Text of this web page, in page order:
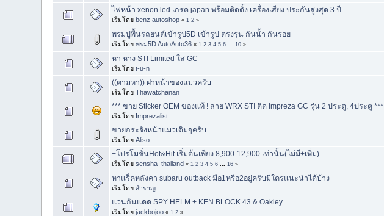
ไฟหน้า xenon led เกรด japan พร้อมติดตั้ง เครื่องเสียง ประกันสูงสุด 3 ปี
เริ่มโดยbenz autoshop « 1 2 »
พรมปูพื้นรถยนต์เข้ารูป5D เข้ารูป ตรงรุ่น กันน้ำ กันรอย
เริ่มโดยพรม5D AutoAuto36 « 1 2 3 4 5 6 10 »
หา หาง STI Limited ใส่ GC
เริ่มโดยt-u-n
((ตามหา)) ฝาหน้าของแมวครับ
เริ่มโดยThawatchanan
*** ขาย Sticker OEM ของแท้ ! ลาย WRX STI ติด Impreza GC รุ่น 2 ประตู, 4ประตู ***
เริ่มโดย Imprezalist
ขายกระจังหน้าแมวเดิมๆครับ
เริ่มโดยAliso
+โปรโมชั่นHot&Hit เริ่มต้นเพียง 8,900-12,900 เท่านั้น(ไม่มี+เพิ่ม)
เริ่มโดยsensha_thailand « 1 2 3 4 5 6 16 »
หาแร็คหลังคา subaru outback มือ1หรือ2อยู่ครับมีใครแนะนำได้บ้าง
เริ่มโดยสำราญ
แว่นกันแดด SPY HELM + KEN BLOCK 43 & Oakley
เริ่มโดยjackbojoo « 1 2 »